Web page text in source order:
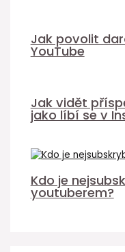
Jak povolit
YouTube
Jak vidět
jako líbí se v
Kdo je
youtuberem?